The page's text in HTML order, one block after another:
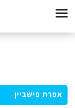
אפרת פישביין